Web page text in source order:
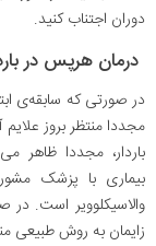
دوران اجتناب کنید.
درمان هرپس در
در صورتی که سابقه‌ی
باردار، مجددا ظاهر
بیماری با پزشک
والاسیکلوویر است. در
زایمان به روش طبیعی